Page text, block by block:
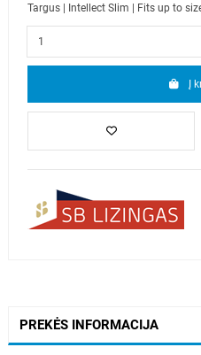
Targus | Intellect Slim | Fits up to
Į
PREKĖS INFORMACIJA